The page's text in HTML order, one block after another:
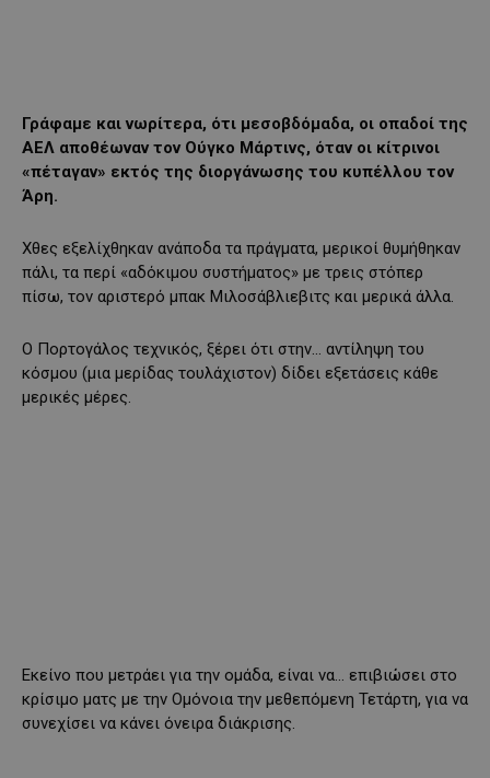
Γράφαμε και νωρίτερα, ότι μεσοβδόμαδα, οι οπαδοί της
ΑΕΛ αποθέωναν τον Ούγκο Μάρτινς, όταν οι κίτρινοι
«πέταγαν» εκτός της διοργάνωσης του κυπέλλου τον
Άρη.
Χθες εξελίχθηκαν ανάποδα τα πράγματα, μερικοί θυμήθηκαν
πάλι, τα περί «αδόκιμου συστήματος» με τρεις στόπερ
πίσω, τον αριστερό μπακ Μιλοσάβλιεβιτς και μερικά άλλα.
Ο Πορτογάλος τεχνικός, ξέρει ότι στην… αντίληψη του
κόσμου (μια μερίδας τουλάχιστον) δίδει εξετάσεις κάθε
μερικές μέρες.
Εκείνο που μετράει για την ομάδα, είναι να… επιβιώσει στο
κρίσιμο ματς με την Ομόνοια την μεθεπόμενη Τετάρτη, για να
συνεχίσει να κάνει όνειρα διάκρισης.